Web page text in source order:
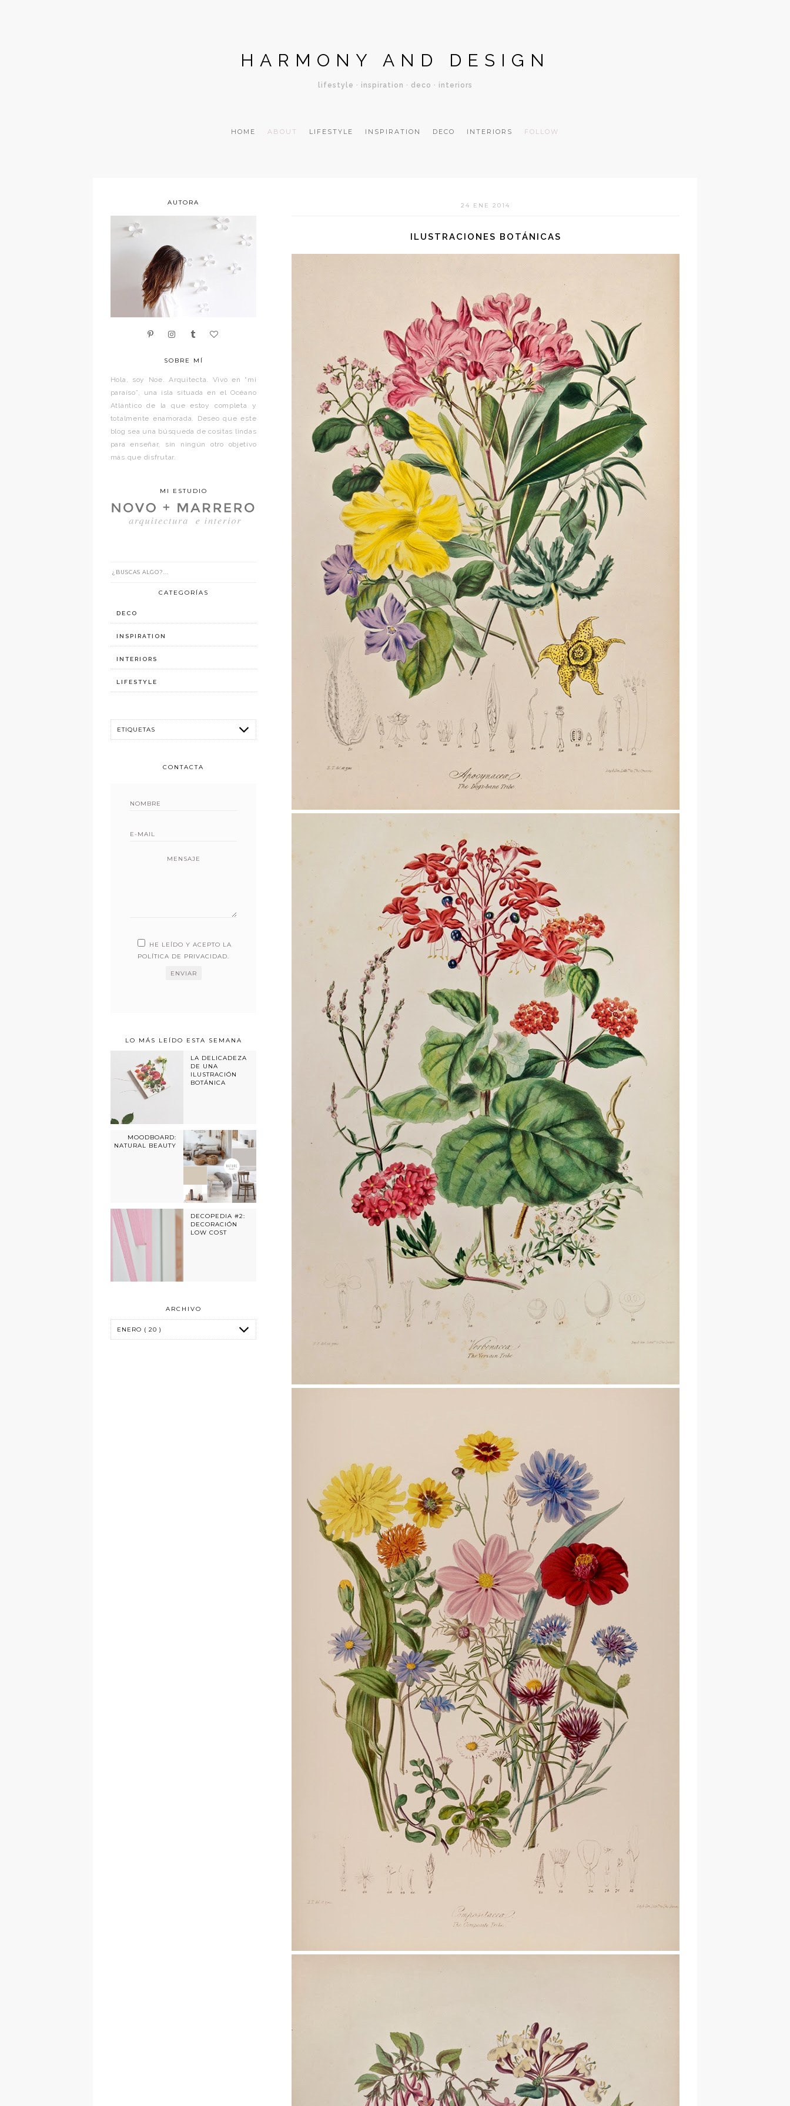
HARMONY AND DESIGN
lifestyle · inspiration · deco · interiors
HOME ABOUT LIFESTYLE INSPIRATION DECO INTERIORS FOLLOW
24 ENE 2014
ILUSTRACIONES BOTÁNICAS
AUTORA
SOBRE MÍ
Hola, soy Noe. Arquitecta. Vivo en “mi
paraíso”, una isla situada en el Océano
Atlántico de la que estoy completa y
totalmente enamorada. Deseo que este
blog sea una búsqueda de cositas lindas
para enseñar, sin ningún otro objetivo
más que disfrutar.
MI ESTUDIO
CATEGORÍAS
DECO
INSPIRATION
INTERIORS
LIFESTYLE
CONTACTA
MENSAJE
HE LEÍDO Y ACEPTO LA
POLÍTICA DE PRIVACIDAD.
LO MÁS LEÍDO ESTA SEMANA
LA DELICADEZA
DE UNA
ILUSTRACIÓN
BOTÁNICA
MOODBOARD:
NATURAL BEAUTY
DECOPEDIA #2:
DECORACIÓN
LOW COST
ARCHIVO